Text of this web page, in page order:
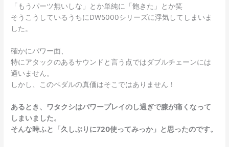
「もうパーツ無いしな」とか単純に「飽きた」とか笑
そうこうしているうちにDW5000シリーズに浮気してしまいま
した。
確かにパワー面、
特にアタックのあるサウンドと言う点ではダブルチェーンには
適いません。
しかし、このペダルの真価はそこではありません！
あるとき、ワタクシはパワープレイのし過ぎで膝が痛くなって
しまいました。
そんな時ふと「久しぶりに720使ってみっか」と思ったのです。